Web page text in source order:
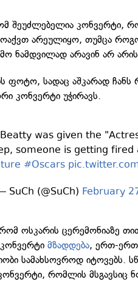
შეუძლებელია კონვერტი,
არეულიყო, თუმცა
ნამდვილად არავინ არ
ფოტო, სადაც აშკარად ჩანს
კონვერტი უჭირავს.
was given the
someone is getting fired
#Oscars
SuCh (@SuCh) February
რომ ოსკარის ცერემონიაზე
მზადდება, ერთ-ერთ
სამახსოვროდ იტოვებს.
რომლის მსგავსიც